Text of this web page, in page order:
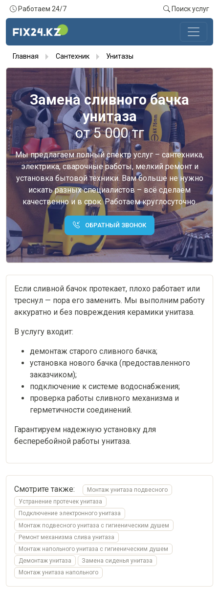
Работаем 24/7 Поиск услуг
Главная Сантехник Унитазы
Замена сливного бачка
унитаза
от 5 000 тг
Мы предлагаем полный спектр услуг – сантехника,
электрика, сварочные работы, мелкий ремонт и
установка бытовой техники. Вам больше не нужно
искать разных специалистов – всё сделаем
качественно и в срок. Работаем круглосуточно.
ОБРАТНЫЙ ЗВОНОК
Если сливной бачок протекает, плохо работает или
треснул — пора его заменить. Мы выполним работу
аккуратно и без повреждения керамики унитаза.
В услугу входит:
демонтаж старого сливного бачка;
установка нового бачка (предоставленного
заказчиком);
подключение к системе водоснабжения;
проверка работы сливного механизма и
герметичности соединений.
Гарантируем надежную установку для
бесперебойной работы унитаза.
Смотрите также:
Монтаж унитаза подвесного
Устранение протечек унитаза
Подключение электронного унитаза
Монтаж подвесного унитаза с гигиеническим душем
Ремонт механизма слива унитаза
Монтаж напольного унитаза с гигиеническим душем
Демонтаж унитаза
Замена сиденья унитаза
Монтаж унитаза напольного